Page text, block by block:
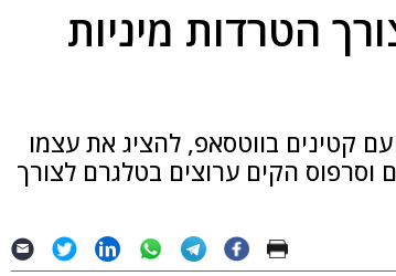
הטרדות מיניות
קטינים בווטסאפ, להציג את עצמו
וסרפוס הקים ערוצים בטלגרם לצורך